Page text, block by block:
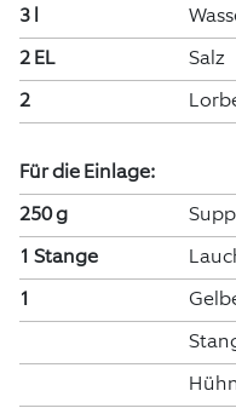
3 l
2 EL
Salz
2
Für die Einlage:
250 g
1 Stange
1